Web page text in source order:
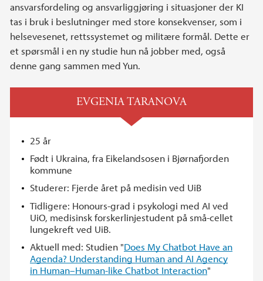
ansvarsfordeling og ansvarliggjøring i situasjoner der KI
tas i bruk i beslutninger med store konsekvenser, som i
helsevesenet, rettssystemet og militære formål. Dette er
et spørsmål i en ny studie hun nå jobber med, også
denne gang sammen med Yun.
EVGENIA TARANOVA
25 år
Født i Ukraina, fra Eikelandsosen i Bjørnafjorden
kommune
Studerer: Fjerde året på medisin ved UiB
Tidligere: Honours-grad i psykologi med AI ved
UiO, medisinsk forskerlinjestudent på små-cellet
lungekreft ved UiB.
Aktuell med: Studien "Does My Chatbot Have an
Agenda? Understanding Human and AI Agency
in Human–Human-like Chatbot Interaction"